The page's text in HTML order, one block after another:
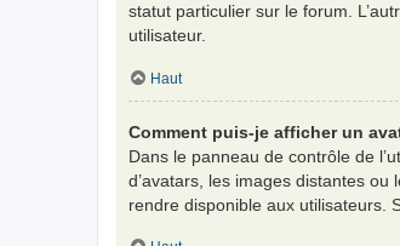
statut particulier sur le forum.
utilisateur.
Haut
Comment puis-je afficher un
Dans le panneau de contrôle de
d’avatars, les images distantes
rendre disponible aux utilisateurs.